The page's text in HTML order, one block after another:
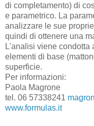
di completamento) di
e parametrico. La
analizzare le sue
quindi di ottenere una
L'analisi viene condotta
elementi di base
superficie.
Per informazioni:
Paola Magrone
tel. 06 57338241
www.formulas.it